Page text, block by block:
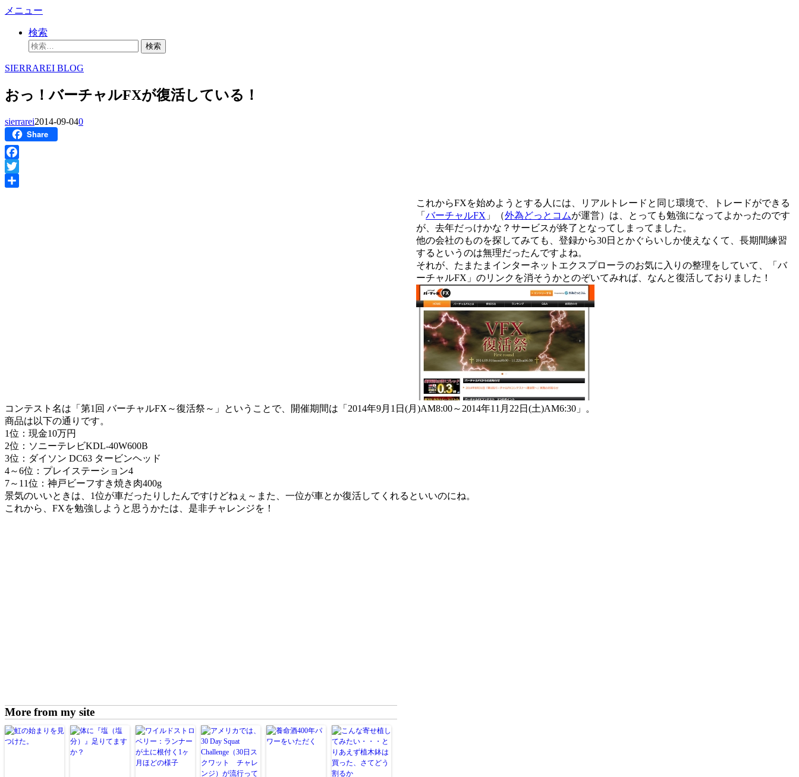
コ
へ
キ
プ
メニュー
検索
検
SIERRAREI BLOG
おっ！バーチャルFXが復活している！
sierrarei2014-09-040
Share
Facebook
Twitter
これからFXを始めようとする人には、リアルトレードと同じ環境で、トレードができる
「 バーチャルFX 」（外為どっとコムが運営）は、とっても勉強になってよかったのです
が、去年だっけかな？サービスが終了となってしまってました。
他の会社のものを探してみても、登録から30日とかぐらいしか使えなくて、長期間練習
するというのは無理だったんですよね。
それが、たまたまインターネットエクスプローラのお気に入りの整理をしていて、「バ
ーチャルFX」のリンクを消そうかとのぞいてみれば、なんと復活しておりました！
コンテスト名は「第1回 バーチャルFX～復活祭～」ということで、開催期間は「2014年9月1日(月)AM8:00～2014年11月22日(土)AM6:30」。
商品は以下の通りです。
1位：現金10万円
2位：ソニーテレビKDL-40W600B
3位：ダイソン DC63 タービンヘッド
4～6位：プレイステーション4
7～11位：神戸ビーフすき焼き肉400g
景気のいいときは、1位が車だったりしたんですけどねぇ～また、一位が車とか復活してくれるといいのにね。
これから、FXを勉強しようと思うかたは、是非チャレンジを！
More from my site